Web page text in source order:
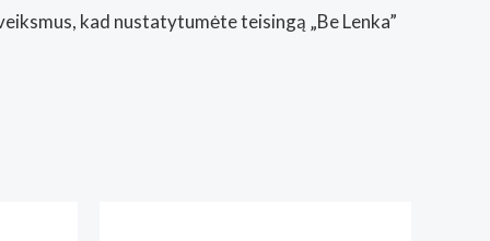
kad nustatytumėte teisingą „Be Lenka”